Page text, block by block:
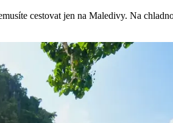
cestovat jen na Maledivy. Na